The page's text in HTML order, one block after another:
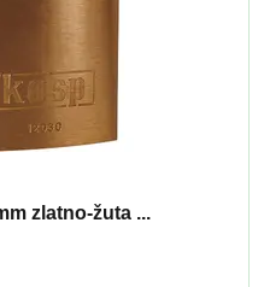
zlatno-žuta ...